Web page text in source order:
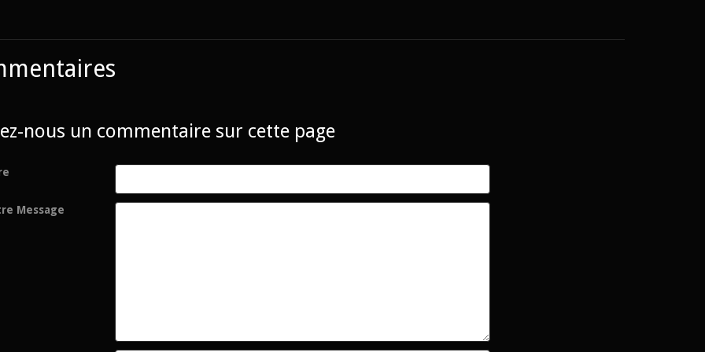
nous un commentaire sur cette page
Message